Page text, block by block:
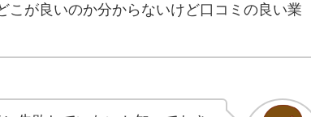
こが良いのか分からないけど口コミの良い業